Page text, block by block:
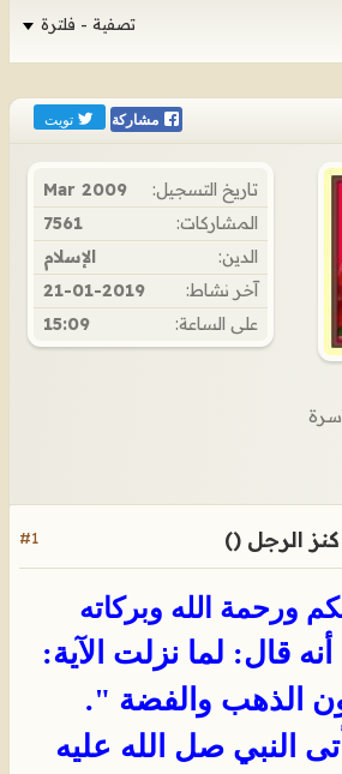
تصفية - فلترة
مشاركة تويت
تاريخ التسجيل:
Mar 2009
المشاركات:
7561
الدين:
الإسلام
آخر نشاط:
21-01-2019
على الساعة:
15:09
#1 الرجل ()
ورحمة الله وبركاته
قال: لما نزلت الآية:
الذهب والفضة ".
النبي صل الله عليه